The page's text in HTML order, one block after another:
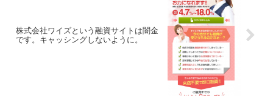
株式会社ワイズという融資サイトは闇金
です。キャッシングしないように。